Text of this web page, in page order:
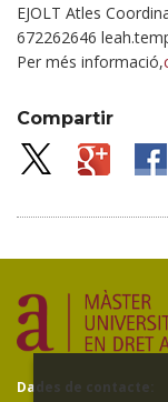
EJOLT Atles
672262646
Per més informació,
Compartir
Dades de contacte: